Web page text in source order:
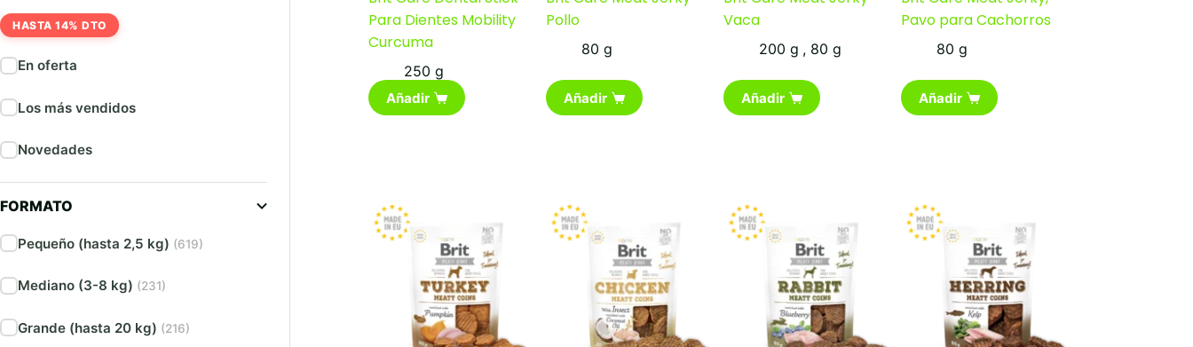
Para Dientes Mobility
Curcuma
250 g
Añadir
Pollo
80 g
Añadir
Vaca
200 g , 80 g
Añadir
Pavo para Cachorros
80 g
Añadir
HASTA 14% DTO
En oferta
Los más vendidos
Novedades
FORMATO
Pequeño (hasta 2,5 kg) (619)
Mediano (3-8 kg) (231)
Grande (hasta 20 kg) (216)